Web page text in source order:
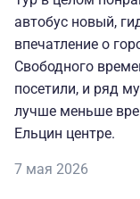
автобус новый,
впечатление о
Свободного
посетили, и ряд
лучше меньше
Ельцин центре.
7 мая 2026